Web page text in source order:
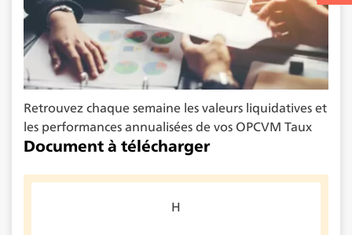
Retrouvez chaque semaine les valeurs liquidatives et
les performances annualisées de vos OPCVM Taux
Document à télécharger
H